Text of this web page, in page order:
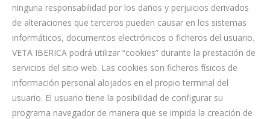
ninguna responsabilidad por los daños y perjuicios derivados
de alteraciones que terceros pueden causar en los sistemas
informáticos, documentos electrónicos o ficheros del usuario.
VETA IBERICA podrá utilizar “cookies” durante la prestación de
servicios del sitio web. Las cookies son ficheros físicos de
información personal alojados en el propio terminal del
usuario. El usuario tiene la posibilidad de configurar su
programa navegador de manera que se impida la creación de